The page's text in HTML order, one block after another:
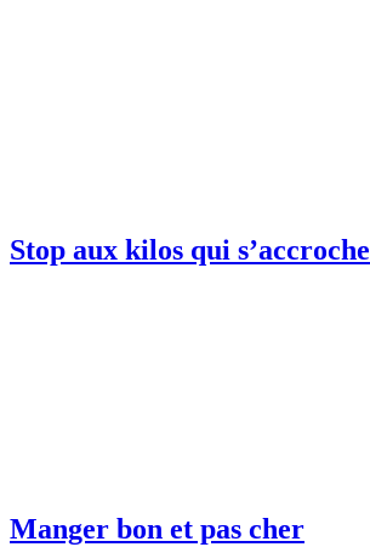
Stop aux kilos qui
Manger bon et pas cher